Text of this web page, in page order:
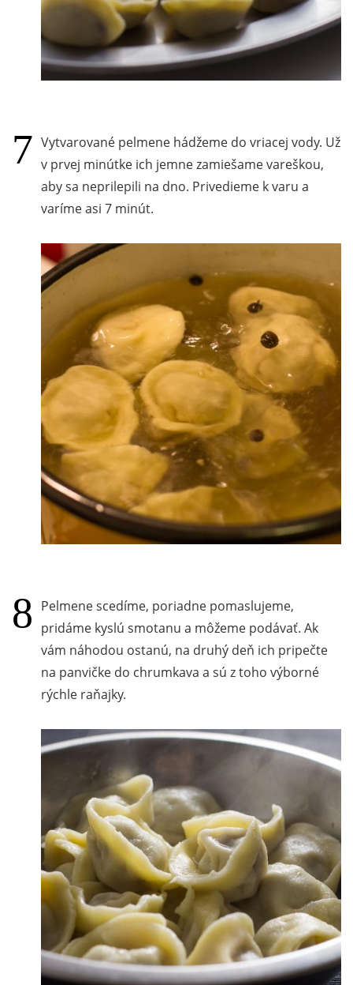
Vytvarované pelmene hádžeme do vriacej vody. Už
v prvej minútke ich jemne zamiešame vareškou,
aby sa neprilepili na dno. Privedieme k varu a
varíme asi 7 minút.
Pelmene scedíme, poriadne pomaslujeme,
pridáme kyslú smotanu a môžeme podávať. Ak
vám náhodou ostanú, na druhý deň ich pripečte
na panvičke do chrumkava a sú z toho výborné
rýchle raňajky.